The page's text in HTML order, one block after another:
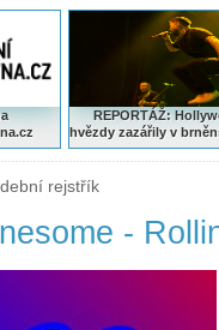
REPORTÁŽ:
hvězdy zazářily v
rejstřík
-